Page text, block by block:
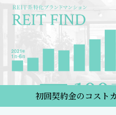
初回契約金のコスト